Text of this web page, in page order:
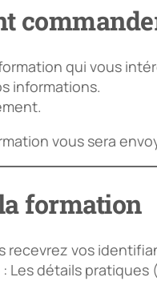
qui vous
informations.
vous sera
formation
recevrez vos
: Les détails